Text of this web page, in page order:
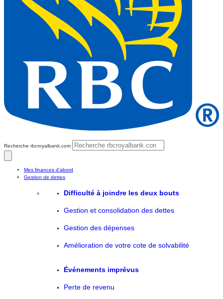
Recherche rbcroyalbank.com
Mes finances d’abord
Gestion de dettes
Difficulté à joindre les deux bouts
Gestion et consolidation des dettes
Gestion des dépenses
Amélioration de votre cote de solvabilité
Événements imprévus
Perte de revenu